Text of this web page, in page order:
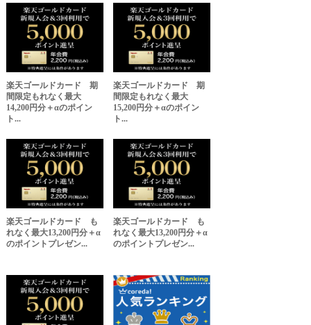
楽天ゴールドカード 期
間限定もれなく最大
14,200円分＋αのポイン
ト...
楽天ゴールドカード 期
間限定もれなく最大
15,200円分＋αのポイン
ト...
楽天ゴールドカード も
れなく最大13,200円分＋α
のポイントプレゼン...
楽天ゴールドカード も
れなく最大13,200円分＋α
のポイントプレゼン...